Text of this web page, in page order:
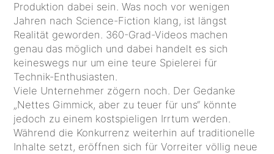
Produktion dabei sein. Was noch vor wenigen
Jahren nach Science-Fiction klang, ist längst
Realität geworden. 360-Grad-Videos machen
genau das möglich und dabei handelt es sich
keineswegs nur um eine teure Spielerei für
Technik-Enthusiasten.
Viele Unternehmer zögern noch. Der Gedanke
„Nettes Gimmick, aber zu teuer für uns“ könnte
jedoch zu einem kostspieligen Irrtum werden.
Während die Konkurrenz weiterhin auf traditionelle
Inhalte setzt, eröffnen sich für Vorreiter völlig neue